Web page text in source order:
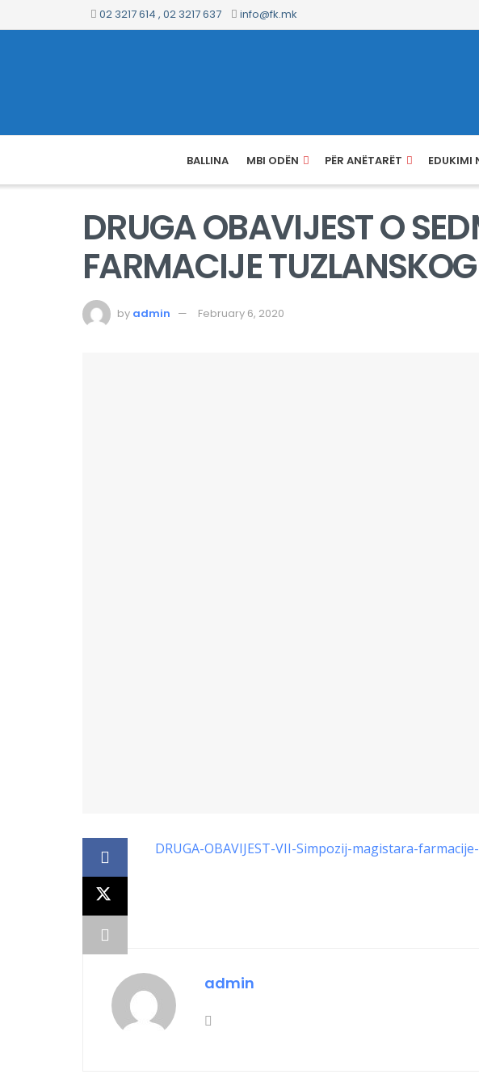
02 3217 614 , 02 3217 637 info@fk.mk
BALLINA MBI ODËN PËR ANËTARËT EDUKIMI
DRUGA OBAVIJEST O
FARMACIJE
by admin February 6, 2020
DRUGA-OBAVIJEST-VII-Simpozij-magistara-
admin